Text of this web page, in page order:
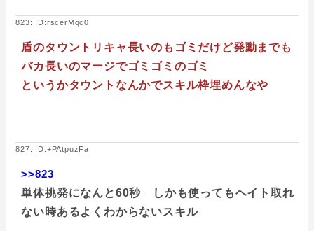
823: ID:rscerMqc0
盾のタウントリキャ長いのもゴミだけど発動までも
バカ長いのマージでゴミゴミのゴミ
というかタウントなんかでスキル枠埋めんなや
827: ID:+PAtpuzFa
>>823
単体挑発になんと60秒 しかも使ってもヘイト取れ
ない時あるよくわからないスキル